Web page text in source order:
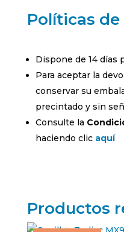
Políticas
Dispone de 14 días
Para aceptar la
conservar su
precintado y sin
Consulte la
haciendo clic aquí
Productos